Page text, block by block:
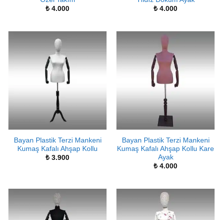
₺ 4.000
₺ 4.000
Bayan Plastik Terzi Mankeni
Kumaş Kafalı Ahşap Kollu
₺ 3.900
Bayan Plastik Terzi Mankeni
Kumaş Kafalı Ahşap Kollu Kare
Ayak
₺ 4.000